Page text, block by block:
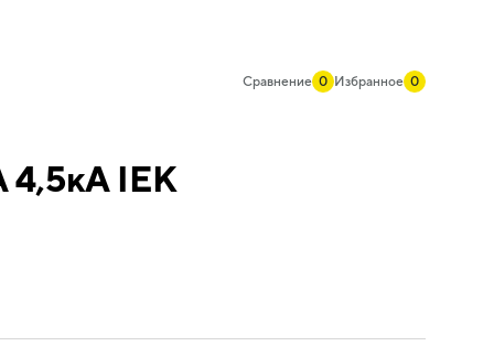
Сравнение 0 Избранное 0
4,5кА IEK